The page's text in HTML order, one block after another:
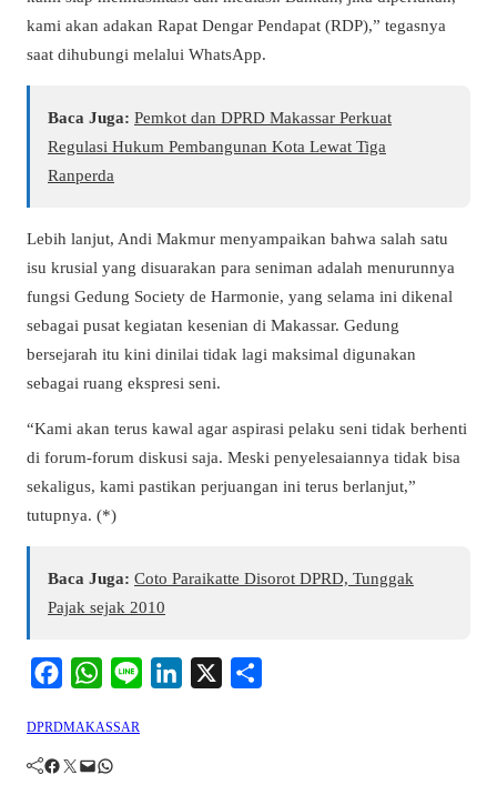
kami akan adakan Rapat Dengar Pendapat (RDP),” tegasnya
saat dihubungi melalui WhatsApp.
Baca Juga: Pemkot dan DPRD Makassar Perkuat
Regulasi Hukum Pembangunan Kota Lewat Tiga
Ranperda
Lebih lanjut, Andi Makmur menyampaikan bahwa salah satu
isu krusial yang disuarakan para seniman adalah menurunnya
fungsi Gedung Society de Harmonie, yang selama ini dikenal
sebagai pusat kegiatan kesenian di Makassar. Gedung
bersejarah itu kini dinilai tidak lagi maksimal digunakan
sebagai ruang ekspresi seni.
“Kami akan terus kawal agar aspirasi pelaku seni tidak berhenti
di forum-forum diskusi saja. Meski penyelesaiannya tidak bisa
sekaligus, kami pastikan perjuangan ini terus berlanjut,”
tutupnya. (*)
Baca Juga: Coto Paraikatte Disorot DPRD, Tunggak
Pajak sejak 2010
c
e
W
a
t
DPRDMAKASSAR
Facebook Twitter Mail WhatsApp